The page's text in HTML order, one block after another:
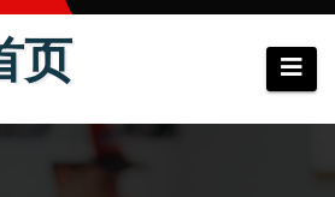
页